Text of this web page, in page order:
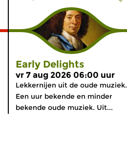
Early Delights
vr 7 aug 2026 06:00 uur
Lekkernijen uit de oude muziek.
Een uur bekende en minder
bekende oude muziek. Uit...